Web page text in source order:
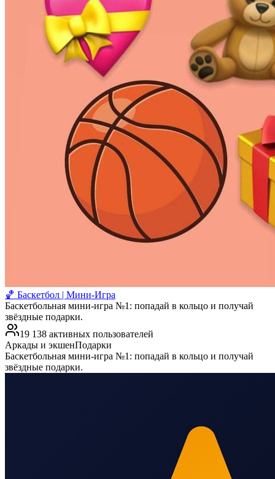
🏀 Баскетбол | Мини-Игра
Баскетбольная мини-игра №1: попадай в кольцо и получай
звёздные подарки.
19 138 активных пользователей
Аркады и экшенПодарки
Баскетбольная мини-игра №1: попадай в кольцо и получай
звёздные подарки.